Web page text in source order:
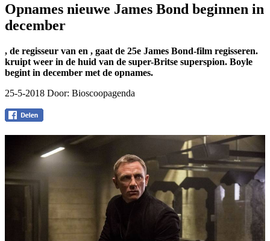
Opnames nieuwe James Bond beginnen in
december
, de regisseur van en , gaat de 25e James Bond-film regisseren.
kruipt weer in de huid van de super-Britse superspion. Boyle
begint in december met de opnames.
25-5-2018 Door: Bioscoopagenda